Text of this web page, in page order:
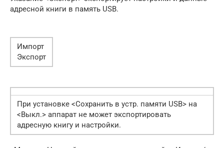
адресной книги в память USB.
Импорт
Экспорт
При установке <Сохранить в устр. памяти USB> на
<Выкл.> аппарат не может экспортировать
адресную книгу и настройки.